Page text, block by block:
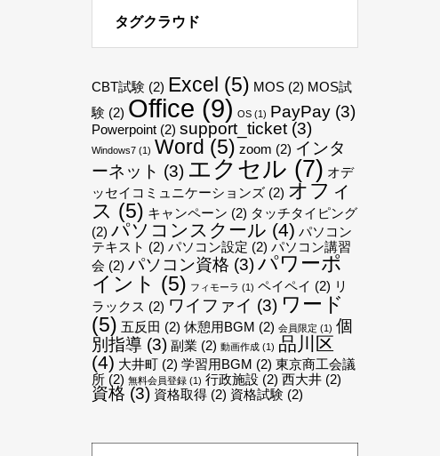
タグクラウド
CBT試験 (2) Excel (5) MOS (2) MOS試
験 (2) Office (9) OS (1) PayPay (3)
Powerpoint (2) support_ticket (3)
Windows7 (1) Word (5) zoom (2) インタ
ーネット (3) エクセル (7) オデ
ッセイコミュニケーションズ (2) オフィ
ス (5) キャンペーン (2) タッチタイピング
(2) パソコンスクール (4) パソコン
テキスト (2) パソコン設定 (2) パソコン講習
会 (2) パソコン資格 (3)パワーポ
イント (5) フィモーラ (1) ペイペイ (2) リ
ラックス (2) ワイファイ (3) ワード
(5) 五反田 (2) 休憩用BGM (2) 会員限定 (1) 個
別指導 (3) 副業 (2) 動画作成 (1) 品川区
(4) 大井町 (2) 学習用BGM (2) 東京商工会議
所 (2) 無料会員登録 (1) 行政施設 (2) 西大井 (2)
資格 (3) 資格取得 (2) 資格試験 (2)